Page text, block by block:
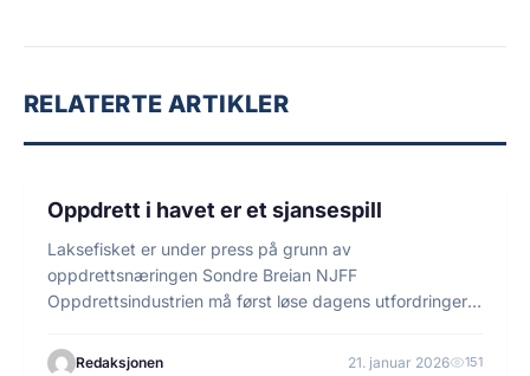
RELATERTE ARTIKLER
NYHETER
2 min lesetid
Oppdrett i havet er et sjansespill
Laksefisket er under press på grunn av
oppdrettsnæringen Sondre Breian NJFF
Oppdrettsindustrien må først løse dagens utfordringer
Redaksjonen 21. januar 2026 151